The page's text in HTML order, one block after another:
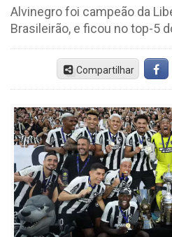
Alvinegro foi campeão da
Brasileirão, e ficou no top-5
Compartilhar